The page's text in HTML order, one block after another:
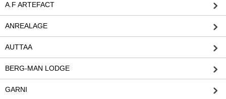
A.F ARTEFACT
ANREALAGE
AUTTAA
BERG-MAN LODGE
GARNI